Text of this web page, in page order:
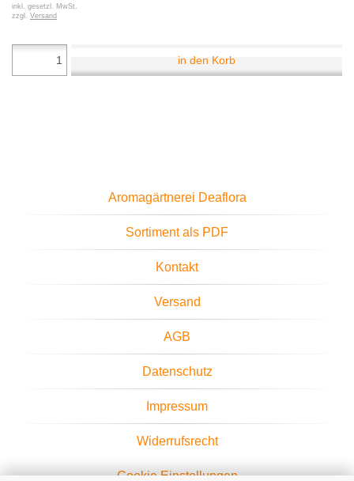
inkl. gesetzl. MwSt.
zzgl. Versand
in den Korb
Aromagärtnerei Deaflora
Sortiment als PDF
Kontakt
Versand
AGB
Datenschutz
Impressum
Widerrufsrecht
Cookie Einstellungen